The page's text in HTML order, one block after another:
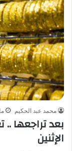
محمد عبد الحكيم
بعد تراجعها
الإثنين